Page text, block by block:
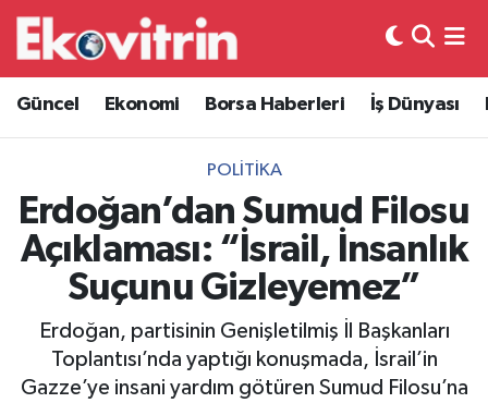
Güncel Ekonomi Borsa Haberleri İş Dünyası
POLITIKA
Erdoğan’dan Sumud Filosu
Açıklaması: “İsrail, İnsanlık
Suçunu Gizleyemez”
Erdoğan, partisinin Genişletilmiş İl Başkanları
Toplantısı’nda yaptığı konuşmada, İsrail’in
Gazze’ye insani yardım götüren Sumud Filosu’na
Güncel
Ekonomi
Borsa Haberleri
İş Dünyası
Lojistik
Otovitrin
Hava Durumu
Trafik Durumu
Süper Lig Puan Durumu ve Fikstür
Tüm Manşetler
Son Dakika Haberleri
Haber Arşivi